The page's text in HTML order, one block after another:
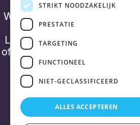
We hebben geen
telefonisch
Laat een boodschap achter
of een WhatsApp bericht,
mogelijk
BTW BE0843
STRIKT NOODZAKELIJK
PRESTATIE
TARGETING
FUNCTIONEEL
NIET-GECLASSIFICEERD
ALLES ACCEPTEREN